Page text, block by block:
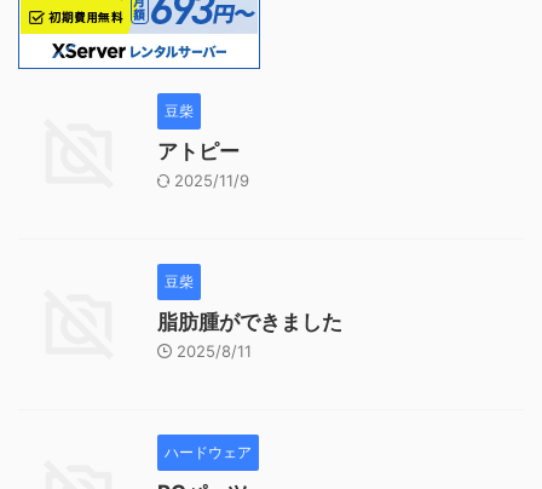
豆柴
アトピー
2025/11/9
豆柴
脂肪腫ができました
2025/8/11
ハードウェア